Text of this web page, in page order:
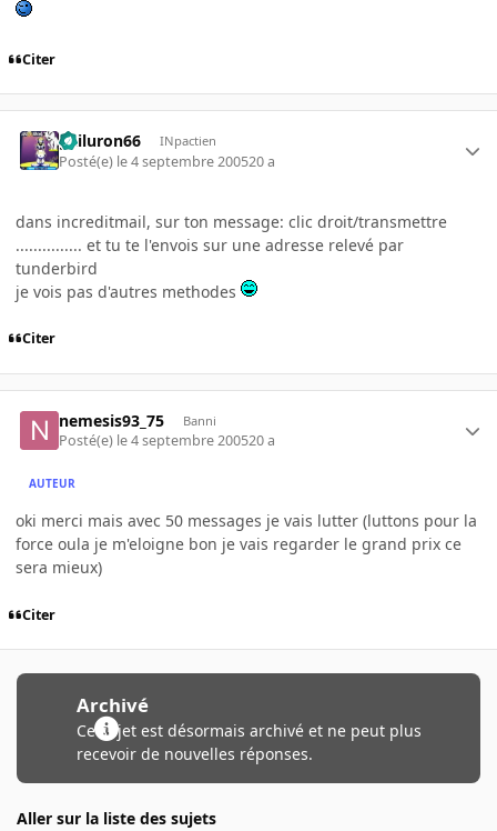
Citer
gailuron66 INpactien
Posté(e) le 4 septembre 200520 a
dans increditmail, sur ton message: clic droit/transmettre
............... et tu te l'envois sur une adresse relevé par
tunderbird
je vois pas d'autres methodes
Citer
nemesis93_75 Banni
Posté(e) le 4 septembre 200520 a
AUTEUR
oki merci mais avec 50 messages je vais lutter (luttons pour la
force oula je m'eloigne bon je vais regarder le grand prix ce
sera mieux)
Citer
Archivé
Ce sujet est désormais archivé et ne peut plus
recevoir de nouvelles réponses.
Aller sur la liste des sujets